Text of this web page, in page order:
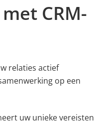
CRM-
relaties actief
op een
uw unieke vereisten